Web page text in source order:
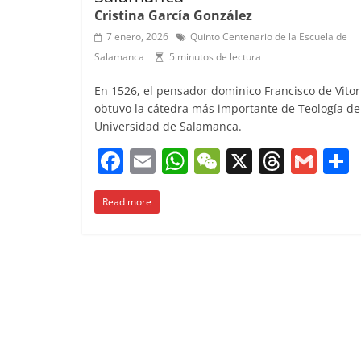
Cristina García González
7 enero, 2026
Quinto Centenario de la Escuela de
Salamanca
5 minutos de lectura
En 1526, el pensador dominico Francisco de
obtuvo la cátedra más importante de Teología
Universidad de Salamanca.
F
a
c
E
m
ai
W W X T G
Read more